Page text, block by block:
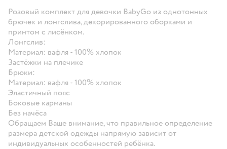
Розовый комплект для девочки BabyGo из однотонных
брючек и лонгслива, декорированного оборками и
принтом с лисёнком.
Лонгслив:
Материал: вафля - 100% хлопок
Застёжки на плечике
Брюки:
Материал: вафля - 100% хлопок
Эластичный пояс
Боковые карманы
Без начёса
Обращаем Ваше внимание, что правильное определение
размера детской одежды напрямую зависит от
индивидуальных особенностей ребёнка.